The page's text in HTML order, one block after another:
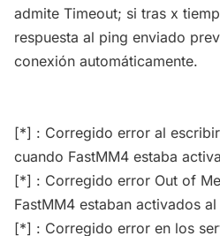
admite Timeout; si tras x
respuesta al ping enviado
conexión automáticamente.
[*] : Corregido error al
cuando FastMM4 estaba
[*] : Corregido error Out of
FastMM4 estaban activados
[*] : Corregido error en los